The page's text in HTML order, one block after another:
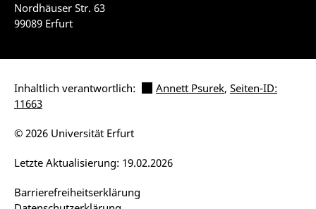
Nordhäuser Str. 63
99089 Erfurt
Inhaltlich verantwortlich: Annett Psurek, Seiten-ID:
11663
Barrierefreiheitserklärung
Letzte Aktualisierung: 19.02.2026
© 2026 Universität Erfurt